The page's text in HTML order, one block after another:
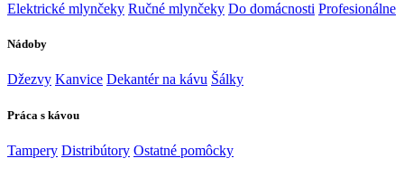
Elektrické mlynčeky Ručné mlynčeky Do domácnosti Profesionálne
Nádoby
Džezvy Kanvice Dekantér na kávu Šálky
Práca s kávou
Tampery Distribútory Ostatné pomôcky